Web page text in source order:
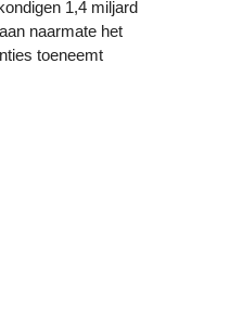
1,4 miljard
naarmate het
toeneemt